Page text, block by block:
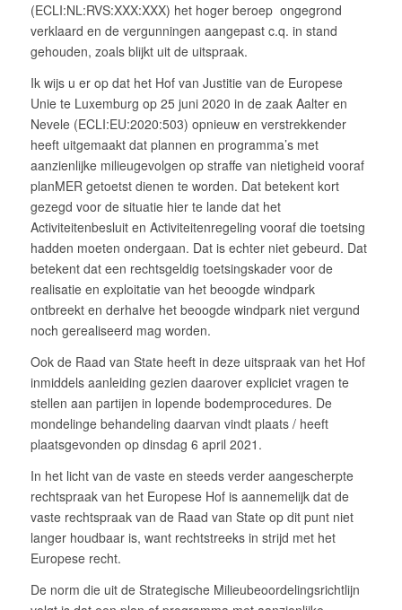
(ECLI:NL:RVS:XXX:XXX) het hoger beroep ongegrond
verklaard en de vergunningen aangepast c.q. in stand
gehouden, zoals blijkt uit de uitspraak.
Ik wijs u er op dat het Hof van Justitie van de Europese
Unie te Luxemburg op 25 juni 2020 in de zaak Aalter en
Nevele (ECLI:EU:2020:503) opnieuw en verstrekkender
heeft uitgemaakt dat plannen en programma’s met
aanzienlijke milieugevolgen op straffe van nietigheid vooraf
planMER getoetst dienen te worden. Dat betekent kort
gezegd voor de situatie hier te lande dat het
Activiteitenbesluit en Activiteitenregeling vooraf die toetsing
hadden moeten ondergaan. Dat is echter niet gebeurd. Dat
betekent dat een rechtsgeldig toetsingskader voor de
realisatie en exploitatie van het beoogde windpark
ontbreekt en derhalve het beoogde windpark niet vergund
noch gerealiseerd mag worden.
Ook de Raad van State heeft in deze uitspraak van het Hof
inmiddels aanleiding gezien daarover expliciet vragen te
stellen aan partijen in lopende bodemprocedures. De
mondelinge behandeling daarvan vindt plaats / heeft
plaatsgevonden op dinsdag 6 april 2021.
In het licht van de vaste en steeds verder aangescherpte
rechtspraak van het Europese Hof is aannemelijk dat de
vaste rechtspraak van de Raad van State op dit punt niet
langer houdbaar is, want rechtstreeks in strijd met het
Europese recht.
De norm die uit de Strategische Milieubeoordelingsrichtlijn